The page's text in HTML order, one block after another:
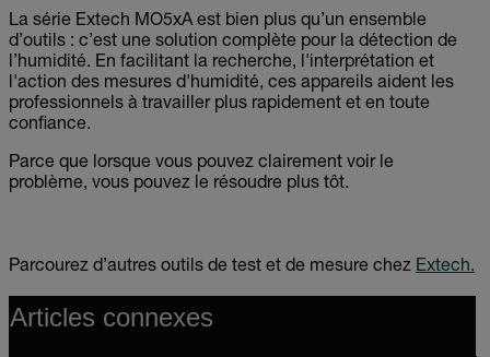
La série Extech MO5xA est bien plus qu’un ensemble
d’outils : c’est une solution complète pour la détection de
l’humidité. En facilitant la recherche, l'interprétation et
l'action des mesures d'humidité, ces appareils aident les
professionnels à travailler plus rapidement et en toute
confiance.
Parce que lorsque vous pouvez clairement voir le
problème, vous pouvez le résoudre plus tôt.
Parcourez d’autres outils de test et de mesure chez Extech.
Articles connexes